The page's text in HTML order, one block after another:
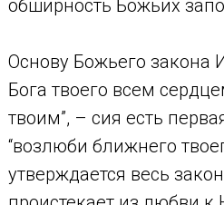
обширность Божьих
Основу Божьего закона
Бога твоего всем
твоим”, – сия есть
“возлюби ближнего
утверждается весь